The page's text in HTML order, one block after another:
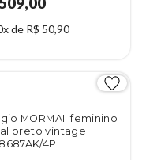
de R$ 50,90
MORMAII feminino
preto vintage
4P